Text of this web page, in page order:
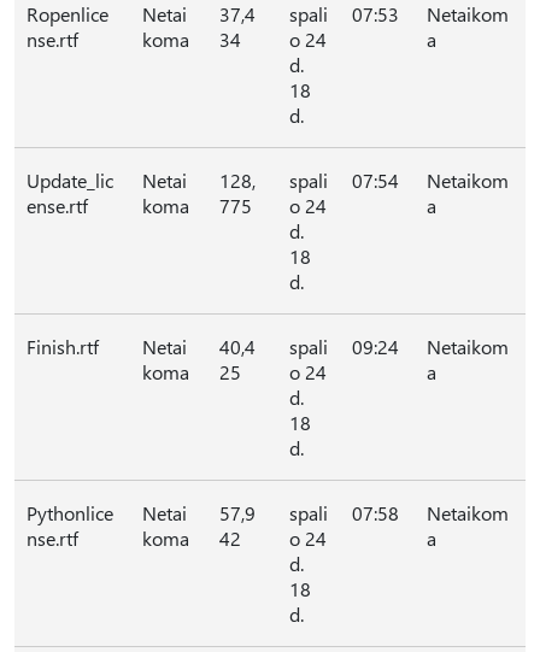
Ropenlice
nse.rtf
Netai
koma
37,4
34
spali
o 24
d.
18
d.
07:53
Netaikom
a
Update_lic
ense.rtf
Netai
koma
128,
775
spali
o 24
d.
18
d.
07:54
Netaikom
a
Finish.rtf
Netai
koma
40,4
25
spali
o 24
d.
18
d.
09:24
Netaikom
a
Pythonlice
nse.rtf
Netai
koma
57,9
42
spali
o 24
d.
18
d.
07:58
Netaikom
a